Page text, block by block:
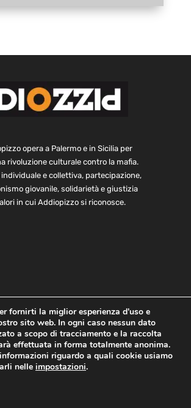
opera a Palermo e in Sicilia per
rivoluzione culturale contro la mafia.
e collettiva, partecipazione,
giovanile, solidarietà e giustizia
in cui Addiopizzo si riconosce.
Statuto e bilancio
Contatti
Cookie Child Protection Policy
AddioPizzo | Tutti i diritti riservati | Sede
fornirti la miglior esperienza d'uso e
sito web. In ogni caso nessun dato
a scopo di tracciamento e la raccolta
effettuata in forma totalmente anonima.
riguardo a quali cookie usiamo
nelle impostazioni.